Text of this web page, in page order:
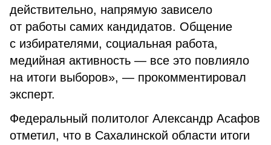
действительно, напрямую зависело
от работы самих кандидатов. Общение
с избирателями, социальная работа,
медийная активность — все это повлияло
на итоги выборов», — прокомментировал
эксперт.
Федеральный политолог Александр Асафов
отметил, что в Сахалинской области итоги